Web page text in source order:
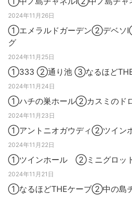
2024年11月26日
①エメラルドガーデン②デベソ
グ
2024年11月25日
①333 ②通り池 ③なるほど
2024年11月24日
①ハチの巣ホール②カスミのド
2024年11月23日
①アントニオガウディ②ツイン
2024年11月22日
①ツインホール ②ミニグロッ
2024年11月21日
①なるほどTHEケーブ②中の島